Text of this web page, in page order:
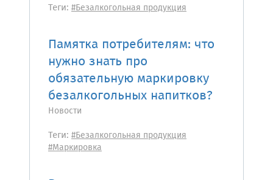
Теги: #Безалкогольная продукция
Памятка потребителям: что
нужно знать про
обязательную маркировку
безалкогольных напитков?
Новости
Теги: #Безалкогольная продукция
#Маркировка